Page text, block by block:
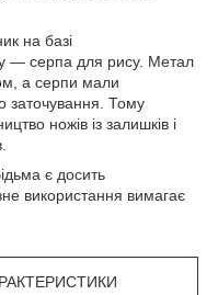
на базі
— серпа для рису. Метал
а серпи мали
заточування. Тому
ножів із залишків і
є досить
використання вимагає